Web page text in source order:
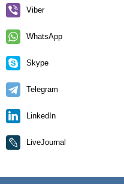
Viber
WhatsApp
Skype
Telegram
LinkedIn
LiveJournal